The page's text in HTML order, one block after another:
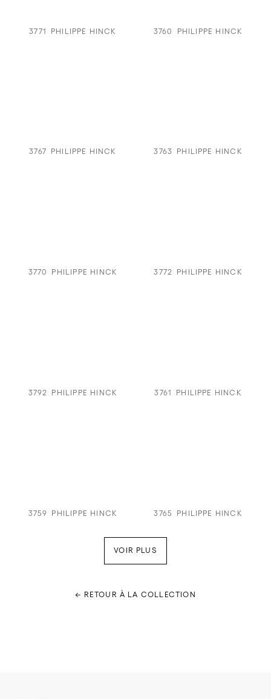
3771 PHILIPPE HINCK 3760 PHILIPPE HINCK
3767 PHILIPPE HINCK 3763 PHILIPPE HINCK
3770 PHILIPPE HINCK 3772 PHILIPPE HINCK
3792 PHILIPPE HINCK 3761 PHILIPPE HINCK
3759 PHILIPPE HINCK 3765 PHILIPPE HINCK
VOIR PLUS
← RETOUR À LA COLLECTION